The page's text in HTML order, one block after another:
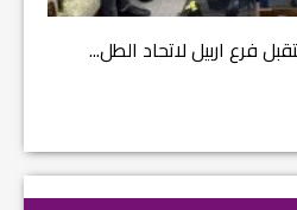
فرع اربيل لاتحاد الطل...